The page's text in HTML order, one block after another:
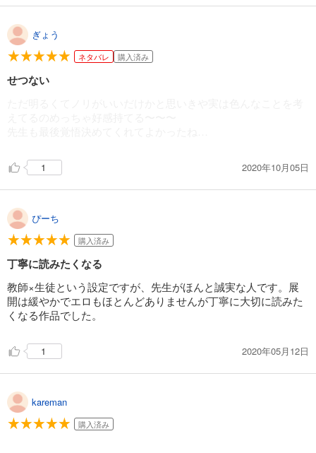
ぎょう
ネタバレ 購入済み
せつない
1 2020年10月05日
ぴーち
購入済み
丁寧に読みたくなる
教師×生徒という設定ですが、先生がほんと誠実な人です。展
開は緩やかでエロもほとんどありませんが丁寧に大切に読みた
くなる作品でした。
1 2020年05月12日
kareman
購入済み